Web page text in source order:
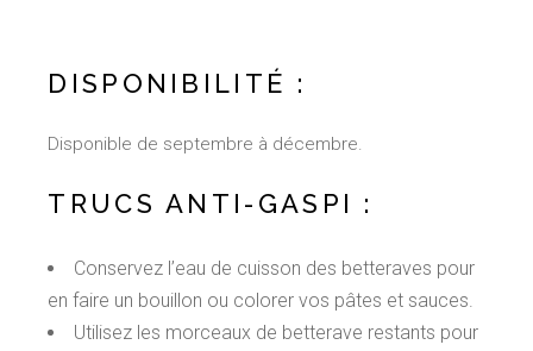
DISPONIBILITÉ :
Disponible de septembre à décembre.
TRUCS ANTI-GASPI :
Conservez l’eau de cuisson des betteraves pour
en faire un bouillon ou colorer vos pâtes et sauces.
Utilisez les morceaux de betterave restants pour